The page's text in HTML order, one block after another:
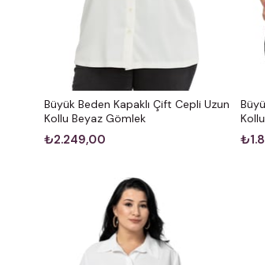
Büyük Beden Kapaklı Çift Cepli Uzun
Kollu Beyaz Gömlek
₺2.249,00